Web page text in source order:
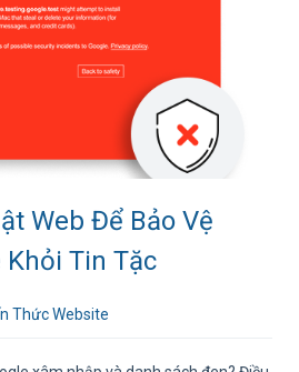
Web Để Bảo Vệ
Tin Tặc
Thức Website